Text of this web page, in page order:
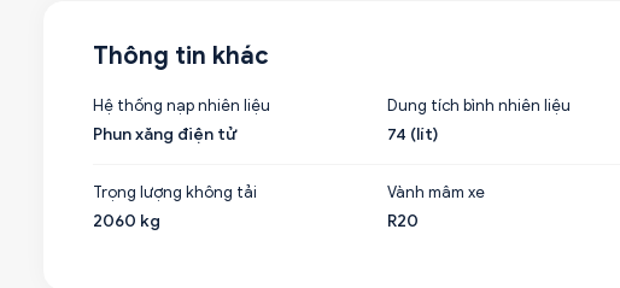
Thông tin khác
Hệ thống nạp nhiên liệu
Phun xăng điện tử
Dung tích bình nhiên liệu
74 (lít)
Trọng lượng không tải
2060 kg
Vành mâm xe
R20